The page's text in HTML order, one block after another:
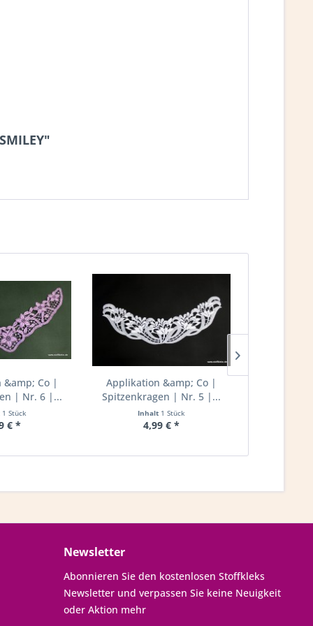
Co |
| Nr. 6 |...
1 Stück
€ *
Applikation &amp; Co |
Spitzenkragen | Nr. 5 |...
Inhalt 1 Stück
4,99 € *
Newsletter
Abonnieren Sie den kostenlosen Stoffkleks
Newsletter und verpassen Sie keine Neuigkeit
oder Aktion mehr